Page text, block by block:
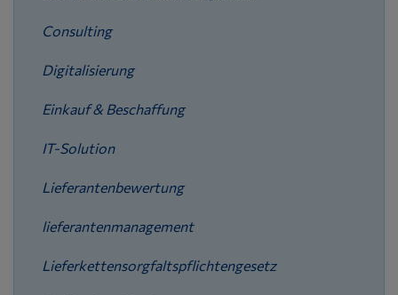
Consulting
Digitalisierung
Einkauf & Beschaffung
IT-Solution
Lieferantenbewertung
lieferantenmanagement
Lieferkettensorgfaltspflichtengesetz